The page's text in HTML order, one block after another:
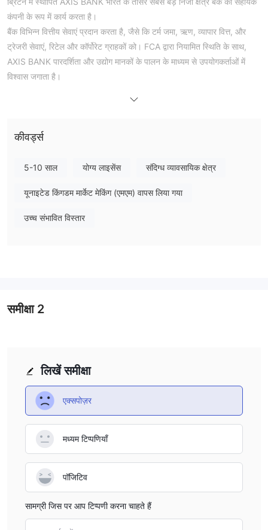
कंपनी के रूप में कार्य करता है।
बैंक विभिन्न वित्तीय सेवाएं प्रदान करता है, जैसे कि टर्म जमा, ऋण, व्यापार वित्त, और
ट्रेजरी सेवाएं, रिटेल और कॉर्पोरेट ग्राहकों को। FCA द्वारा नियामित स्थिति के साथ,
AXIS BANK पारदर्शिता और उद्योग मानकों के पालन के माध्यम से उपयोगकर्ताओं में
विश्वास जगाता है।
क्या AXIS BANK विधि या धोखाधड़ी है?
वर्तमान में AXIS BANK को यूनाइटेड किंगडम में वित्तीय आयोग (FCA) द्वारा नियामित
लाइसेंस है।
वित्तीय उद्योग में अपने कठोर मानकों और निगरानी के लिए जाना जाता है। FCA का
इस नियामक स्थिति का प्रभाव महत्वपूर्ण है, क्योंकि यह वित्तीय गतिविधियों में संलग्न
लाभ और हानि
FCA द्वारा नियामित, विश्वास जगाना:
विश्वास और एक मजबूत नियामक ढांचा प्रदान करता है। FCA की निगरानी उद्योग
मानकों का पालन करने और पारदर्शिता और विश्वास को बढ़ावा देने की सुनिश्चित करती
विभिन्न सेवाएं जिनमें समय जमा, ऋण, व्यापार वित्त, और खजाना सेवाएं
शामिल हैं:
AXIS BANK वित्तीय सेवाओं की एक व्यापक श्रृंखला प्रदान करता है, जो खुदरा और
कीवर्ड्स
5-10 साल योग्य लाइसेंस संदिग्ध व्यावसायिक क्षेत्र
यूनाइटेड किंगडम मार्केट मेकिंग (एमएम) वापस लिया गया
उच्च संभावित विस्तार
लिखें समीक्षा
एक्सपोज़र
मध्यम टिप्पणियाँ
पॉजिटिव
सामग्री जिस पर आप टिप्पणी करना चाहते हैं
समीक्षा2